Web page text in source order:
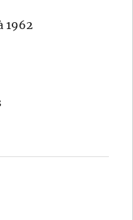
1962